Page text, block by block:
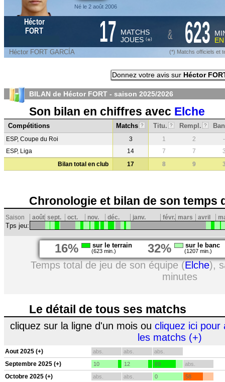
Né le 2 août 2006
Héctor
FORT
17 MATCHS
JOUES (*) & 623
Héctor FORT GARCÍA (*) Matchs officiels et
Donnez votre avis sur Héctor
BILAN de Héctor FORT - saison 2025/2026
Son bilan en chiffres avec Elche
Compétitions Matchs ? Titu. ? Rempl. ?
ESP, Coupe du Roi 3 1 2
-
ESP, Liga
14 7 7
Bilan total en club
17 8 9
Chronologie et bilan de son temps
Saison août sept. oct. nov. déc. janv. févr. mars avril
Tps jeu:
16% sur le terrain
(623 min.) 32% sur le banc
(1207 min.)
Temps total de jeu de son équipe (Elche),
minutes
Le détail de tous ses matchs
cliquez sur la ligne d'un mois ou cliquez ici pour
les matchs (+)
Aout 2025 (+) abs. abs. abs.
Septembre 2025 (+) 10 12 69 abs.
Octobre 2025 (+) abs. abs. 0 58